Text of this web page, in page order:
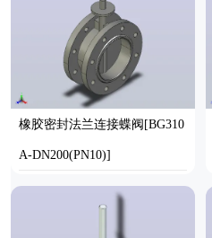
橡胶密封法兰连接蝶阀[BG310
A-DN200(PN10)]
STEP